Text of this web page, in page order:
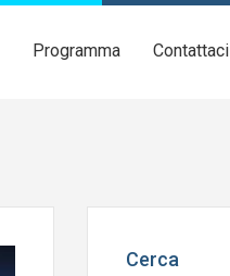
Programma Contattaci
Cerca